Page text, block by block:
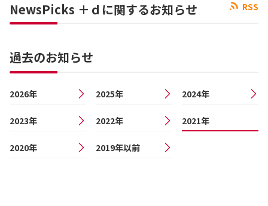
オフィシャルサイト
RSS
NewsPicks ＋ｄに関するお知らせ
過去のお知らせ
2026年 2025年 2024年
2023年 2022年 2021年
2020年 2019年以前